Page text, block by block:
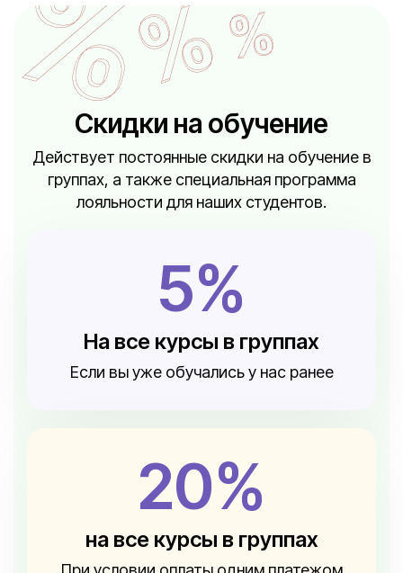
Скидки на обучение
Действует постоянные скидки на обучение в
группах, а также специальная программа
лояльности для наших студентов.
5%
На все курсы в группах
Если вы уже обучались у нас ранее
20%
на все курсы в группах